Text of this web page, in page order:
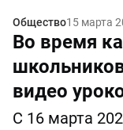
Общество15 марта
Во время
видео
С 16 марта